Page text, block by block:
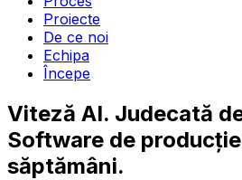
Proiecte
De ce noi
Echipa
Începe
Viteză AI. Judecată
Software de
săptămâni.